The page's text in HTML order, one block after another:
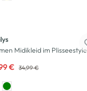
Midikleid im Plisseestyle
€ 34,99 €